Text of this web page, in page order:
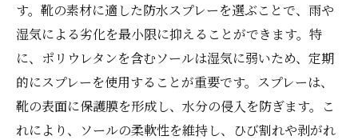
す。靴の素材に適した防水スプレーを選ぶことで、雨や
湿気による劣化を最小限に抑えることができます。特
に、ポリウレタンを含むソールは湿気に弱いため、定期
的にスプレーを使用することが重要です。スプレーは、
靴の表面に保護膜を形成し、水分の侵入を防ぎます。こ
れにより、ソールの柔軟性を維持し、ひび割れや剥がれ